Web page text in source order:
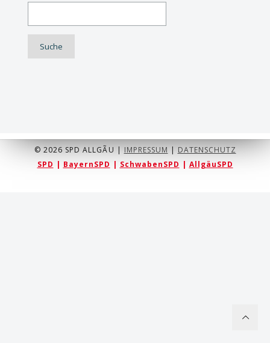
© 2026 SPD ALLGÃU | IMPRESSUM | DATENSCHUTZ
SPD | BayernSPD | SchwabenSPD | AllgäuSPD